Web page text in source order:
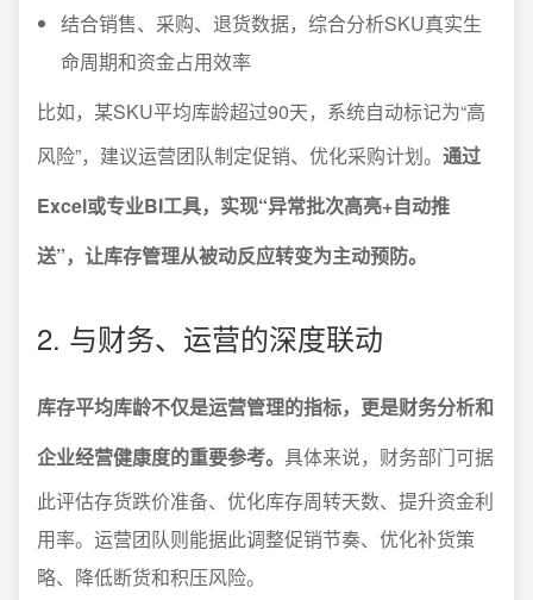
结合销售、采购、退货数据，综合分析SKU真实生
命周期和资金占用效率
比如，某SKU平均库龄超过90天，系统自动标记为“高
风险”，建议运营团队制定促销、优化采购计划。 通过
Excel或专业BI工具，实现“异常批次高亮+自动推
送”，让库存管理从被动反应转变为主动预防。
2. 与财务、运营的深度联动
库存平均库龄不仅是运营管理的指标，更是财务分析和
企业经营健康度的重要参考。 具体来说，财务部门可据
此评估存货跌价准备、优化库存周转天数、提升资金利
用率。运营团队则能据此调整促销节奏、优化补货策
略、降低断货和积压风险。